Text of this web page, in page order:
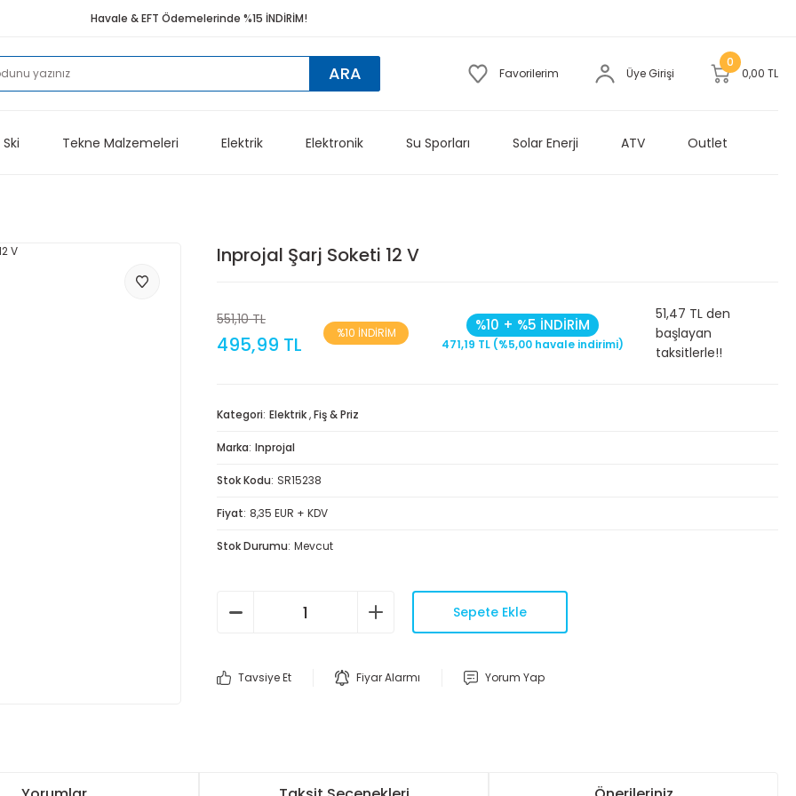
Havale & EFT Ödemelerinde %15 İNDİRİM!
ARA Favorilerim Üye Girişi 0,00 TL
0
Tekne Malzemeleri Elektrik Elektronik Su Sporları Solar Enerji ATV Outlet
Inprojal Şarj Soketi 12 V
551,10 TL
495,99 TL %10 İNDİRİM %10 + %5 İNDİRİM
471,19 TL (%5,00 havale indirimi)
51,47 TL den
başlayan
taksitlerle!!
Kategori Elektrik,Fiş & Priz
Marka Inprojal
Stok Kodu SR15238
Fiyat 8,35 EUR + KDV
Stok Durumu Mevcut
Sepete Ekle
Tavsiye Et Fiyar Alarmı Yorum Yap